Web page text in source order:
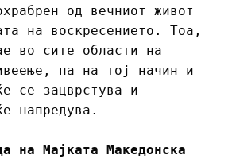
од вечниот живот
на воскресението. Тоа,
во сите области на
па на тој начин и
се зацврстува и
напредува.
на Мајката Македонска